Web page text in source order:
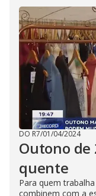
DO R7/01/04/2024
Outono de
quente
Para quem
combinem com a